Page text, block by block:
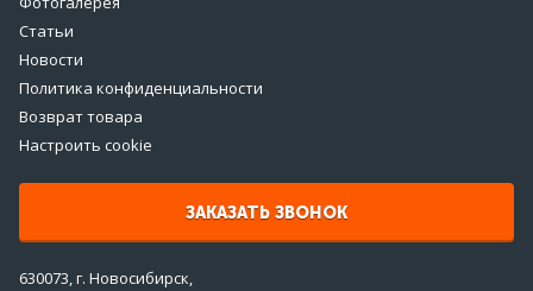
Статьи
Новости
Политика конфиденциальности
Возврат товара
Настроить cookie
ЗАКАЗАТЬ ЗВОНОК
630073, г. Новосибирск,